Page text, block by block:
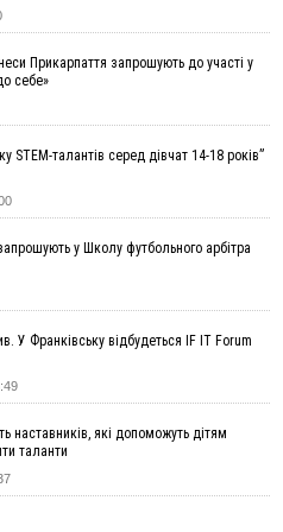
чому важливо розпочати
за магазину понад 640
до 5 років
побив інший керманич,
— справу закрили
та Яремче 6 серпня
фото: на Прикарпатті
Гвіздецької селищної ради
податку
про значний дощ на Прикарпатті
Прикарпаття та Львівщини
за 830 млн
Прикарпаття запрошують до участі у
себе»
STEM-талантів серед дівчат 14-18 років”
у Школу футбольного арбітра
У Франківську відбудеться IF IT Forum
які допоможуть дітям
таланти